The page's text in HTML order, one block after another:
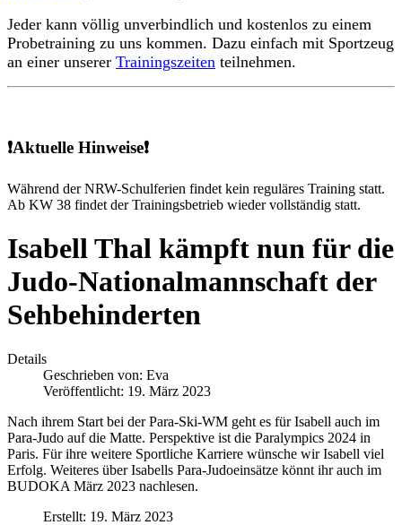
Jeder kann völlig unverbindlich und kostenlos zu einem
Probetraining zu uns kommen. Dazu einfach mit Sportzeug
an einer unserer Trainingszeiten teilnehmen.
❗Aktuelle Hinweise❗
Während der NRW-Schulferien findet kein reguläres Training statt.
Ab KW 38 findet der Trainingsbetrieb wieder vollständig statt.
Isabell Thal kämpft nun für die
Judo-Nationalmannschaft der
Sehbehinderten
Details
Geschrieben von: Eva
Veröffentlicht: 19. März 2023
Nach ihrem Start bei der Para-Ski-WM geht es für Isabell auch im
Para-Judo auf die Matte. Perspektive ist die Paralympics 2024 in
Paris. Für ihre weitere Sportliche Karriere wünsche wir Isabell viel
Erfolg. Weiteres über Isabells Para-Judoeinsätze könnt ihr auch im
BUDOKA März 2023 nachlesen.
Erstellt: 19. März 2023